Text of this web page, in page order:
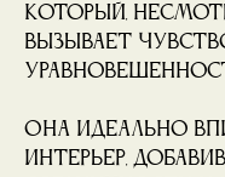
который,
вызывает
Она идеально
интерьер,